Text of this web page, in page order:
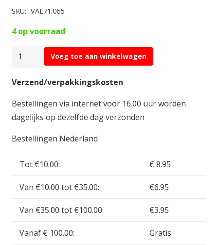
SKU: VAL71.065
4 op voorraad
Vallejo
Air
18ml
VAL71.065
aantal
Voeg toe aan winkelwagen
Verzend/verpakkingskosten
Bestellingen via internet voor 16.00 uur worden
dagelijks op dezelfde dag verzonden
Bestellingen Nederland
Tot €10.00: € 8.95
Van €10.00 tot €35.00: €6.95
Van €35.00 tot €100.00: €3.95
Vanaf € 100.00: Gratis